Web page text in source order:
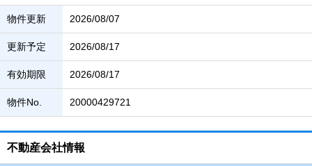
物件更新 2026/08/07
更新予定 2026/08/17
有効期限 2026/08/17
物件No. 20000429721
不動産会社情報